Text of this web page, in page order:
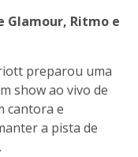
Glamour, Ritmo e
preparou uma
show ao vivo de
cantora e
a pista de